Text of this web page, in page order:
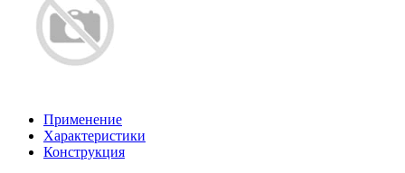
Применение
Характеристики
Конструкция